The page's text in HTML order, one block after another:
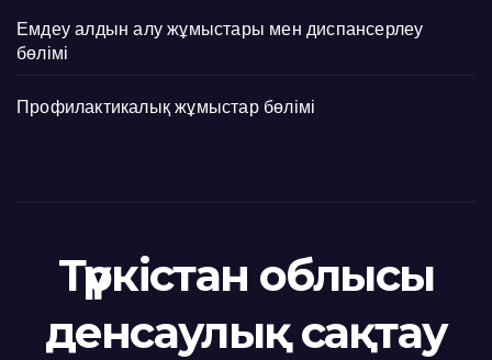
Емдеу алдын алу жұмыстары мен диспансерлеу
бөлімі
Профилактикалық жұмыстар бөлімі
Түркістан облысы
денсаулық сақтау